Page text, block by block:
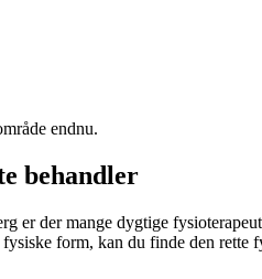
endnu.
behandler
er der mange dygtige
form, kan du finde den rette